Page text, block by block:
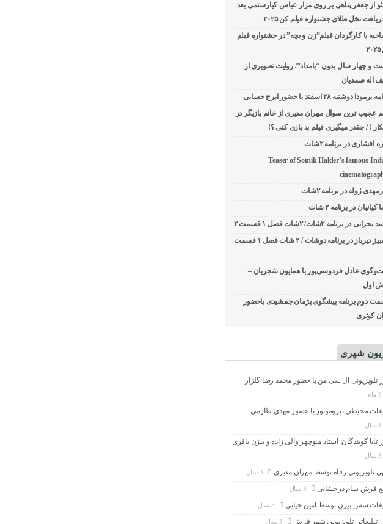
از جعفر پناهی بر روی مزار عباس کیارستمی بعد
دریافت نخل طلای جشنواره فیلم کن ۲۰۲۵
با کارگردان فیلم”زن و بچه” در جشنواره فیلم
و چهار سال بدون “بامداد”/ روایت تصویری از
اله صمدیان
دوشنبه ۲۸ اسفند با حضور ایرج حسابی
عجیب ترین سوال مهران مدیری از خانم بازیگر در
! / چقدر میگیری فیلم بد بازی کنی ؟!
افشاری در برنامه ۲شات
Teaser of Somik Halder’s famous
ژوله در برنامه ۲شات
در برنامه ۲ شات
در برنامه ۲شات/ ۲شات فصل ۱ قسمت ۲
کامبیز دیرباز در برنامه دوشات / ۲ شات فصل ۱ قسمت
عادل فردوسی‌پور با همایون شجریان –
اول
دوم برنامه پیشگوی پژمان جمشیدی باحضور
کوثری
شهری
تلویزیونی ال سی من با حضور محمد رضا گلزار
محیطی نیروموتور با حضور مهدی طارمی
تابا گویندگان; استاد منوچهر والی زاده و بیژن باقری
تلویزیونی رفاه توسط مهران مدیری
فرش سام درخشانی
سس بیژن توسط امین حیایی
تبلیغاتی تلویزیونی شهر فرش